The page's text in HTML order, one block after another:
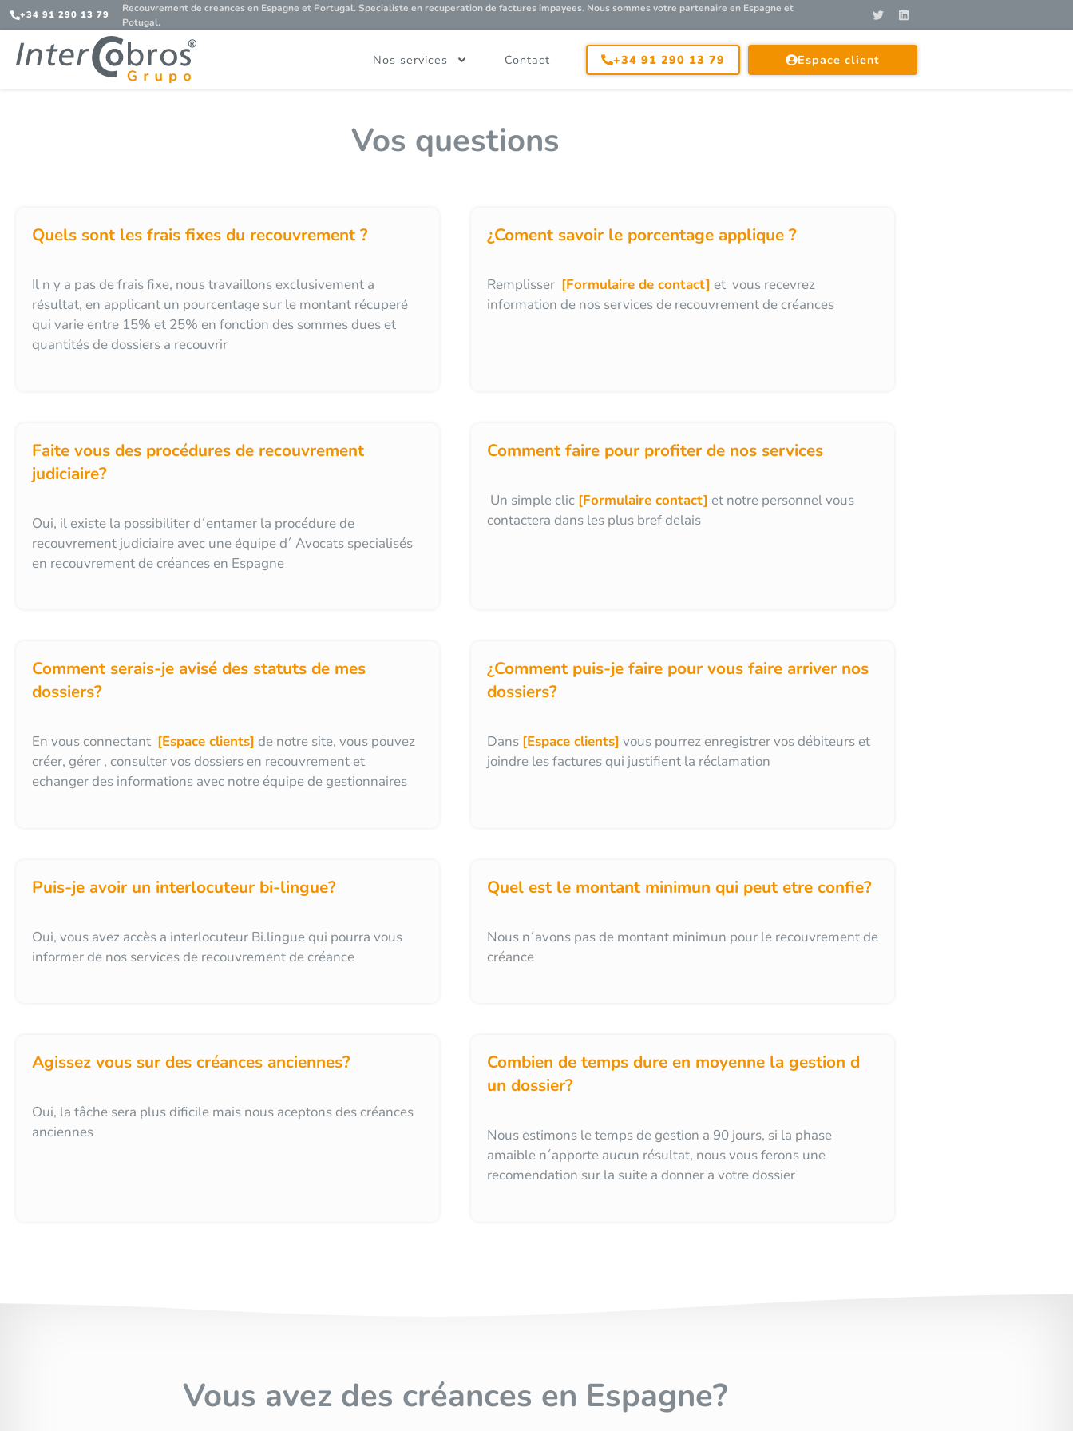
+34 91 290 13 79
Recouvrement de creances en Espagne et Portugal. Specialiste en recuperation de factures impayees. Nous sommes votre partenaire en Espagne et
Potugal.
Nos services Contact +34 91 290 13 79 Espace client
Vos questions
Quels sont les frais fixes du recouvrement ?
Il n y a pas de frais fixe, nous travaillons exclusivement a
résultat, en applicant un pourcentage sur le montant récuperé
qui varie entre 15% et 25% en fonction des sommes dues et
quantités de dossiers a recouvrir
¿Coment savoir le porcentage applique ?
Remplisser [Formulaire de contact] et vous recevrez
information de nos services de recouvrement de créances
Faite vous des procédures de recouvrement
judiciaire?
Oui, il existe la possibiliter d´entamer la procédure de
recouvrement judiciaire avec une équipe d´ Avocats specialisés
en recouvrement de créances en Espagne
Comment faire pour profiter de nos services
Un simple clic [Formulaire contact] et notre personnel vous
contactera dans les plus bref delais
Comment serais-je avisé des statuts de mes
dossiers?
En vous connectant [Espace clients] de notre site, vous pouvez
créer, gérer , consulter vos dossiers en recouvrement et
echanger des informations avec notre équipe de gestionnaires
¿Comment puis-je faire pour vous faire arriver nos
dossiers?
Dans [Espace clients] vous pourrez enregistrer vos débiteurs et
joindre les factures qui justifient la réclamation
Puis-je avoir un interlocuteur bi-lingue?
Oui, vous avez accès a interlocuteur Bi.lingue qui pourra vous
informer de nos services de recouvrement de créance
Quel est le montant minimun qui peut etre confie?
Nous n´avons pas de montant minimun pour le recouvrement de
créance
Agissez vous sur des créances anciennes?
Oui, la tâche sera plus dificile mais nous aceptons des créances
anciennes
Combien de temps dure en moyenne la gestion d
un dossier?
Nous estimons le temps de gestion a 90 jours, si la phase
amaible n´apporte aucun résultat, nous vous ferons une
recomendation sur la suite a donner a votre dossier
Vous avez des créances en Espagne?